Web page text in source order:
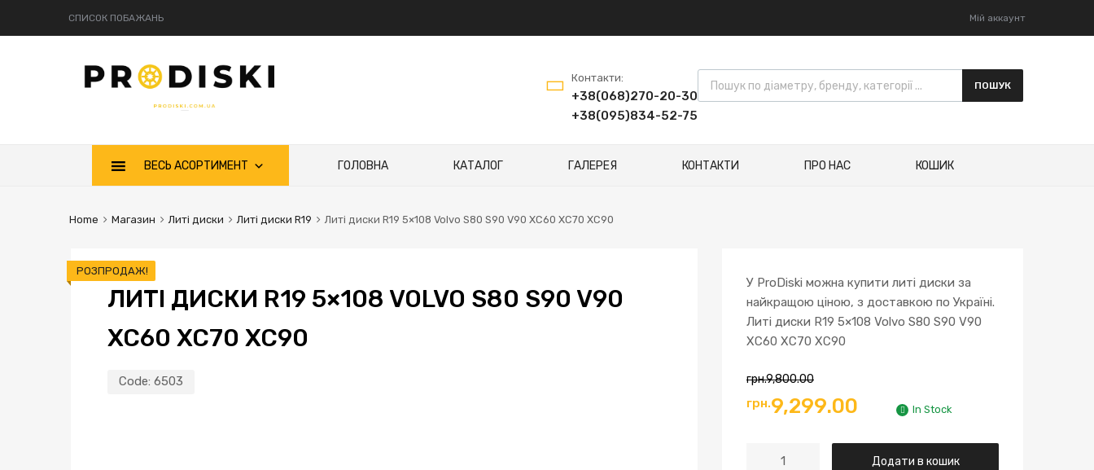
СПИСОК ПОБАЖАНЬ Мій аккаунт
Контакти:
+38(068)270-20-30
+38(095)834-52-75
ПОШУК
ВЕСЬ АСОРТИМЕНТ ГОЛОВНА КАТАЛОГ ГАЛЕРЕЯ КОНТАКТИ ПРО НАС КОШИК
Home Магазин Литі диски Литі диски R19 Литі диски R19 5×108 Volvo S80 S90 V90 XC60 XC70 XC90
ЛИТІ ДИСКИ R19 5×108 VOLVO S80 S90 V90
XC60 XC70 XC90
Code: 6503
РОЗПРОДАЖ!
У ProDiski можна купити литі диски за
найкращою ціною, з доставкою по Україні.
Литі диски R19 5×108 Volvo S80 S90 V90
XC60 XC70 XC90
грн.9,800.00
грн.9,299.00 In Stock
Додати в кошик